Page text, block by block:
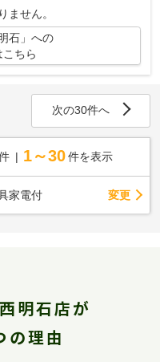
ません。
石」への
ちら
次の30件へ
1～30 件を表示
家電付 変更
明石店が
の理由